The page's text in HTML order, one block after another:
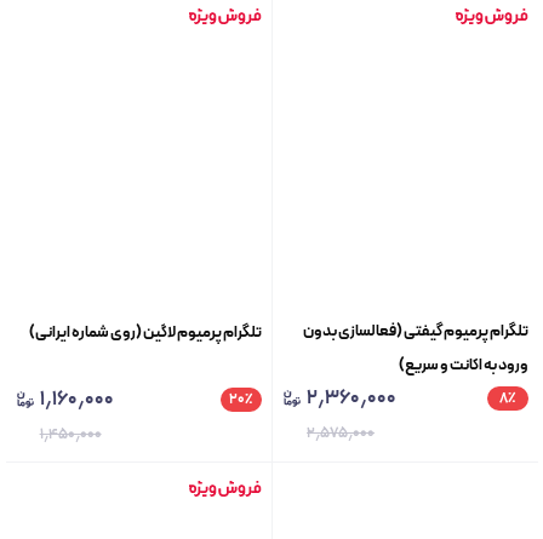
تلگرام پرمیوم گیفتی (فعالسازی بدون
ورود به اکانت و سریع)
۸٪ ۲٫۳۶۰٫۰۰۰
۲٫۵۷۵٫۰۰۰
تلگرام پرمیوم لاگین (روی شماره ایرانی)
۲۰٪ ۱٫۱۶۰٫۰۰۰
۱٫۴۵۰٫۰۰۰